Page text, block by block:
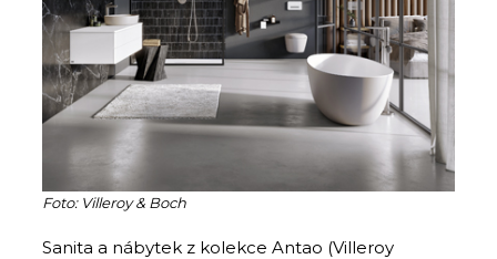
Foto: Villeroy & Boch
Sanita a nábytek z kolekce Antao (Villeroy